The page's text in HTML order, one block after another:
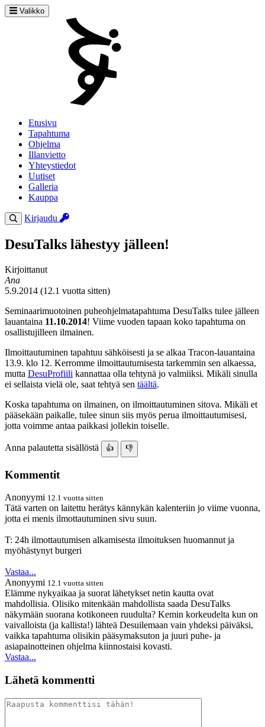
Valikko
Etusivu
Tapahtuma
Ohjelma
Illanvietto
Yhteystiedot
Uutiset
Galleria
Kauppa
Kirjaudu
DesuTalks lähestyy jälleen!
Kirjoittanut
Ana
5.9.2014 (12.1 vuotta sitten)
Seminaarimuotoinen puheohjelmatapahtuma DesuTalks tulee jälleen
lauantaina 11.10.2014! Viime vuoden tapaan koko tapahtuma on
osallistujilleen ilmainen.
Ilmoittautuminen tapahtuu sähköisesti ja se alkaa Tracon-lauantaina
13.9. klo 12. Kerromme ilmoittautumisesta tarkemmin sen alkaessa,
mutta DesuProfiili kannattaa olla tehtynä jo valmiiksi. Mikäli sinulla
ei sellaista vielä ole, saat tehtyä sen täältä.
Koska tapahtuma on ilmainen, on ilmoittautuminen sitova. Mikäli et
pääsekään paikalle, tulee sinun siis myös perua ilmoittautumisesi,
jotta voimme antaa paikkasi jollekin toiselle.
Anna palautetta sisällöstä 👍 👎
Kommentit
Anonyymi 12.1 vuotta sitten
Tätä varten on laitettu herätys kännykän kalenteriin jo viime vuonna,
jotta ei menis ilmottautuminen sivu suun.
T: 24h ilmottautumisen alkamisesta ilmoituksen huomannut ja
myöhästynyt burgeri
Vastaa...
Anonyymi 12.1 vuotta sitten
Elämme nykyaikaa ja suorat lähetykset netin kautta ovat
mahdollisia. Olisiko mitenkään mahdollista saada DesuTalks
näkymään suorana kotikoneen ruudulta? Kemin korkeudelta kun on
vaivalloista (ja kallista!) lähteä Desuilemaan vain yhdeksi päiväksi,
vaikka tapahtuma olisikin pääsymaksuton ja juuri puhe- ja
asiapainotteinen ohjelma kiinnostaisi kovasti.
Vastaa...
Lähetä kommentti